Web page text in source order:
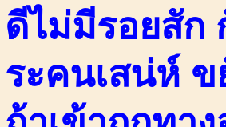
ดีไม่มีรอยสัก
ระคนเสน่ห์